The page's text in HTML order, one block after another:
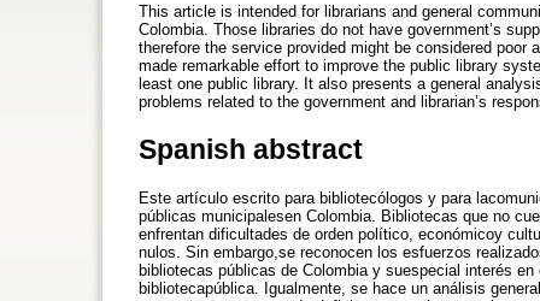
This article is intended for librarians and general
Colombia. Those libraries do not have government’s
therefore the service provided might be considered
made remarkable effort to improve the public library
least one public library. It also presents a general
problems related to the government and librarian’s
Spanish abstract
Este artículo escrito para bibliotecólogos y para
públicas municipalesen Colombia. Bibliotecas que no
enfrentan dificultades de orden político, económicoy
nulos. Sin embargo,se reconocen los esfuerzos
bibliotecas públicas de Colombia y suespecial interés
bibliotecapública. Igualmente, se hace un análisis